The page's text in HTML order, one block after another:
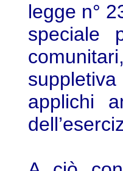
legge n°
speciale
applichi